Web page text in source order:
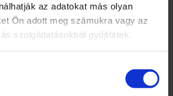
az adatokat más olyan
Ön adott meg számukra vagy az
szolgáltatásokból gyűjtöttek.